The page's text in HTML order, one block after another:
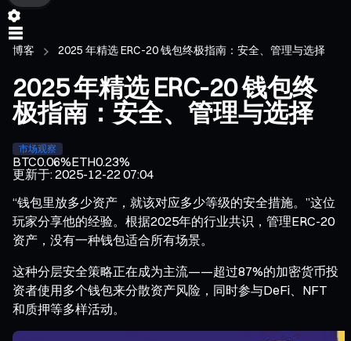
博客 2025 年精选 ERC-20 钱包终极指南：安全、管理与选择
2025 年精选 ERC-20 钱包终
极指南：安全、管理与选择
市场观察
BTC0.06%ETH0.23%
更新于:2025-12-22 07:04
“钱包里放多少资产，就该对应多少等级的安全措施。”这位
玩家分享他的经验。根据2025年的行业共识，管理ERC-20
资产，没有一种钱包适合所有场景。
这种分层安全策略正在成为主流——超过87%的加密货币投
资者使用多个钱包来分散资产风险，同时参与DeFi、NFT
和质押等多样活动。